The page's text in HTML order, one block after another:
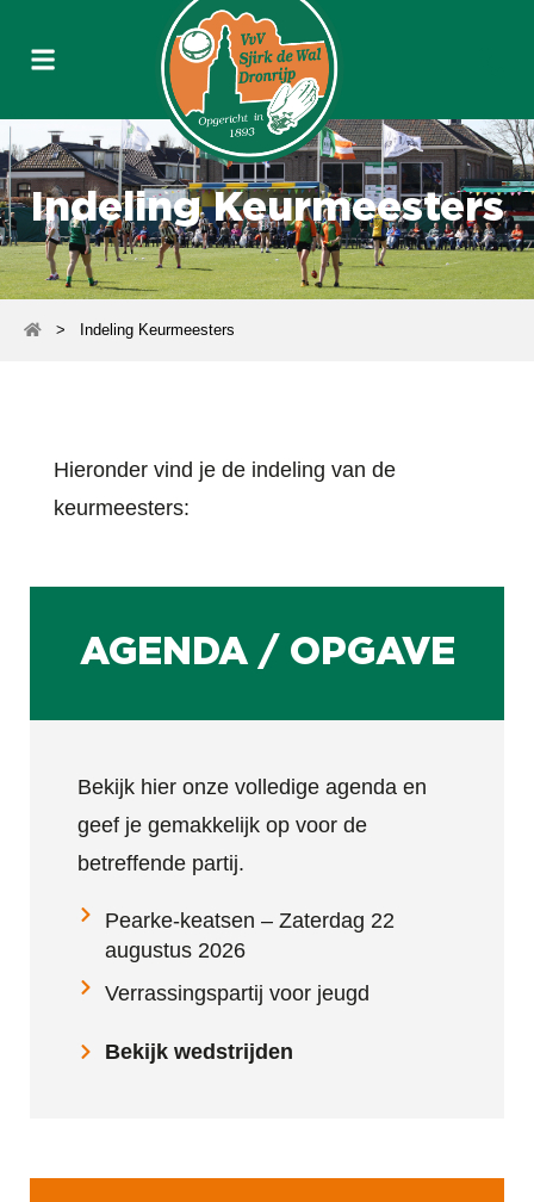
Indeling Keurmeesters
> Indeling Keurmeesters
Hieronder vind je de indeling van de
keurmeesters:
AGENDA / OPGAVE
Bekijk hier onze volledige agenda en
geef je gemakkelijk op voor de
betreffende partij.
Pearke-keatsen – Zaterdag 22
augustus 2026
Verrassingspartij voor jeugd
Bekijk wedstrijden